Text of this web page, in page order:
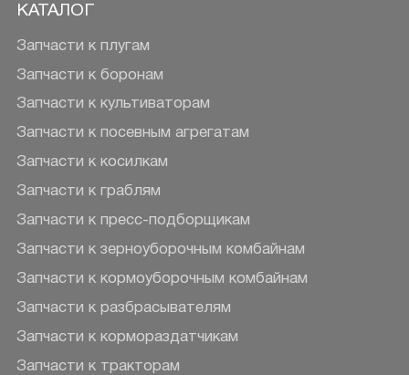
КАТАЛОГ
Запчасти к плугам
Запчасти к боронам
Запчасти к культиваторам
Запчасти к посевным агрегатам
Запчасти к косилкам
Запчасти к граблям
Запчасти к пресс-подборщикам
Запчасти к зерноуборочным комбайнам
Запчасти к кормоуборочным комбайнам
Запчасти к разбрасывателям
Запчасти к кормораздатчикам
Запчасти к тракторам